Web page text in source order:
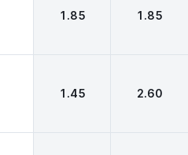
1.85 1.85
1.45 2.60